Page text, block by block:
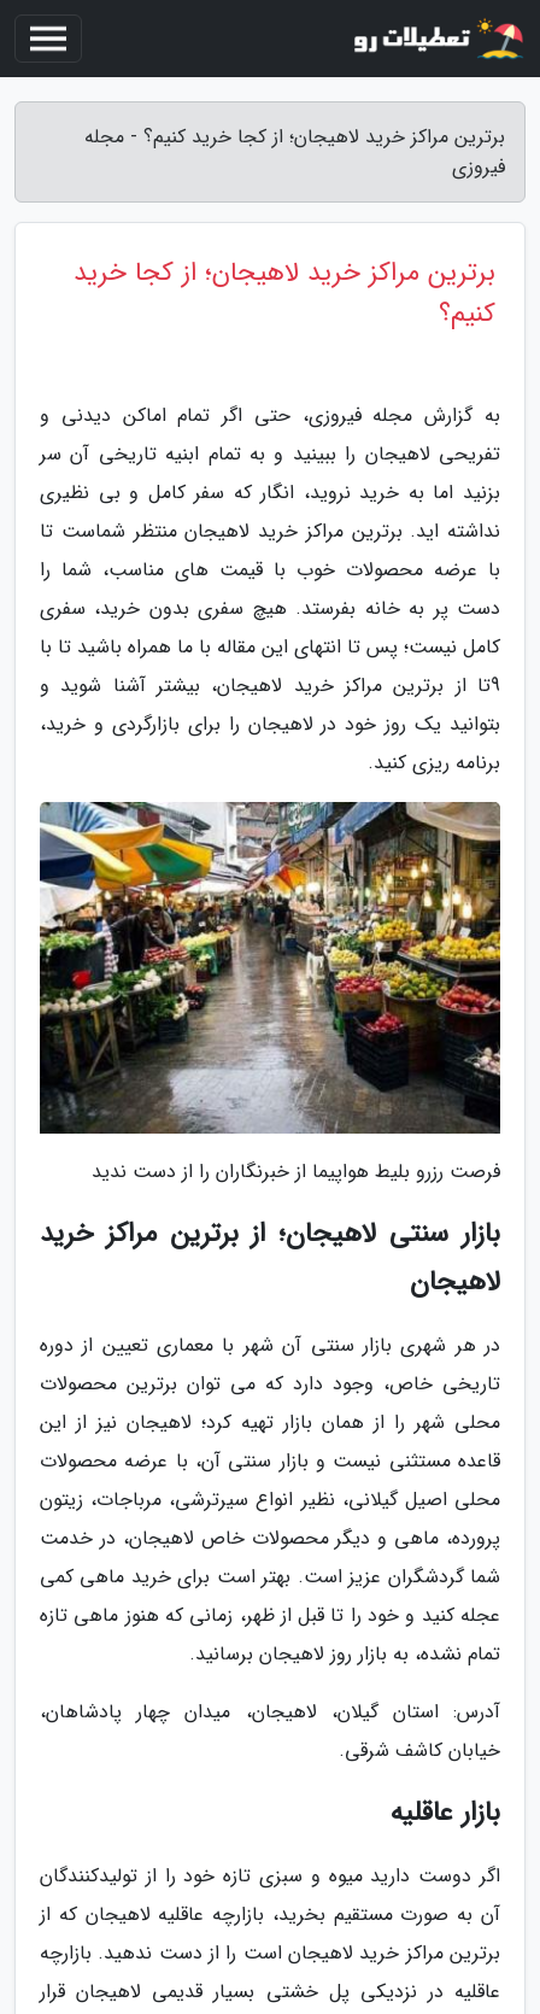
برترین مراکز خرید لاهیجان؛ از کجا خرید کنیم؟ - مجله
فیروزی
برترین مراکز خرید لاهیجان؛ از کجا خرید
کنیم؟
به گزارش مجله فیروزی، حتی اگر تمام اماکن دیدنی و
تفریحی لاهیجان را ببینید و به تمام ابنیه تاریخی آن سر
بزنید اما به خرید نروید، انگار که سفر کامل و بی نظیری
نداشته اید. برترین مراکز خرید لاهیجان منتظر شماست تا
با عرضه محصولات خوب با قیمت های مناسب، شما را
دست پر به خانه بفرستد. هیچ سفری بدون خرید، سفری
کامل نیست؛ پس تا انتهای این مقاله با ما همراه باشید تا با
9تا از برترین مراکز خرید لاهیجان، بیشتر آشنا شوید و
بتوانید یک روز خود در لاهیجان را برای بازارگردی و خرید،
برنامه ریزی کنید.
فرصت رزرو بلیط هواپیما از خبرنگاران را از دست ندید
بازار سنتی لاهیجان؛ از برترین مراکز خرید
لاهیجان
در هر شهری بازار سنتی آن شهر با معماری تعیین از دوره
تاریخی خاص، وجود دارد که می توان برترین محصولات
محلی شهر را از همان بازار تهیه کرد؛ لاهیجان نیز از این
قاعده مستثنی نیست و بازار سنتی آن، با عرضه محصولات
محلی اصیل گیلانی، نظیر انواع سیرترشی، مرباجات، زیتون
پرورده، ماهی و دیگر محصولات خاص لاهیجان، در خدمت
شما گردشگران عزیز است. بهتر است برای خرید ماهی کمی
عجله کنید و خود را تا قبل از ظهر، زمانی که هنوز ماهی تازه
تمام نشده، به بازار روز لاهیجان برسانید.
آدرس: استان گیلان، لاهیجان، میدان چهار پادشاهان،
خیابان کاشف شرقی.
بازار عاقلیه
اگر دوست دارید میوه و سبزی تازه خود را از تولیدکنندگان
آن به صورت مستقیم بخرید، بازارچه عاقلیه لاهیجان که از
برترین مراکز خرید لاهیجان است را از دست ندهید. بازارچه
عاقلیه در نزدیکی پل خشتی بسیار قدیمی لاهیجان قرار